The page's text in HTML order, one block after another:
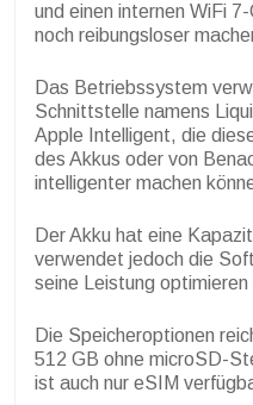
und einen internen WiFi
noch reibungsloser
Das Betriebssystem
Schnittstelle namens
Apple Intelligent, die
des Akkus oder von
intelligenter machen
Der Akku hat eine
verwendet jedoch die
seine Leistung optimieren
Die Speicheroptionen
512 GB ohne microSD-
ist auch nur eSIM